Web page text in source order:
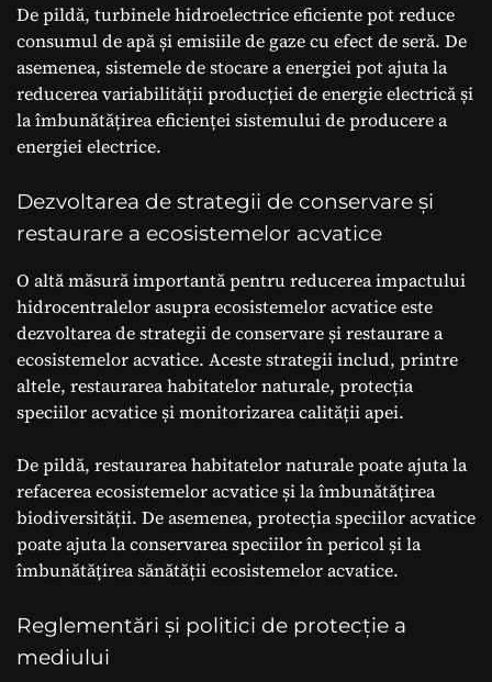
De pildă, turbinele hidroelectrice eficiente pot reduce
consumul de apă și emisiile de gaze cu efect de seră. De
asemenea, sistemele de stocare a energiei pot ajuta la
reducerea variabilității producției de energie electrică și
la îmbunătățirea eficienței sistemului de producere a
energiei electrice.
Dezvoltarea de strategii de conservare și
restaurare a ecosistemelor acvatice
O altă măsură importantă pentru reducerea impactului
hidrocentralelor asupra ecosistemelor acvatice este
dezvoltarea de strategii de conservare și restaurare a
ecosistemelor acvatice. Aceste strategii includ, printre
altele, restaurarea habitatelor naturale, protecția
speciilor acvatice și monitorizarea calității apei.
De pildă, restaurarea habitatelor naturale poate ajuta la
refacerea ecosistemelor acvatice și la îmbunătățirea
biodiversității. De asemenea, protecția speciilor acvatice
poate ajuta la conservarea speciilor în pericol și la
îmbunătățirea sănătății ecosistemelor acvatice.
Reglementări și politici de protecție a
mediului